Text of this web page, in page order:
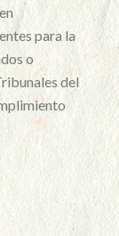
para la
o
del